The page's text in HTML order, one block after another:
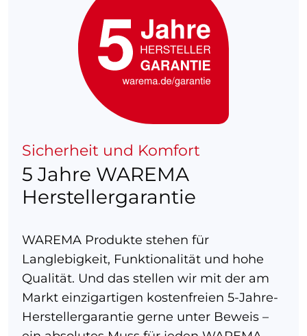
Sicherheit und Komfort
5 Jahre WAREMA
Herstellergarantie
WAREMA Produkte stehen für
Langlebigkeit, Funktionalität und hohe
Qualität. Und das stellen wir mit der am
Markt einzigartigen kostenfreien 5-Jahre-
Herstellergarantie gerne unter Beweis –